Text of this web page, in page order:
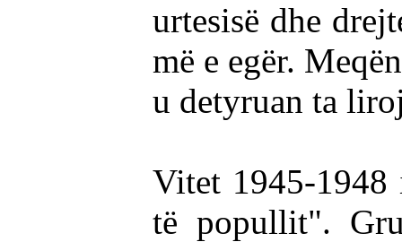
urtesisë dhe
më e egër.
u detyruan ta
Vitet 1945-
të popullit".